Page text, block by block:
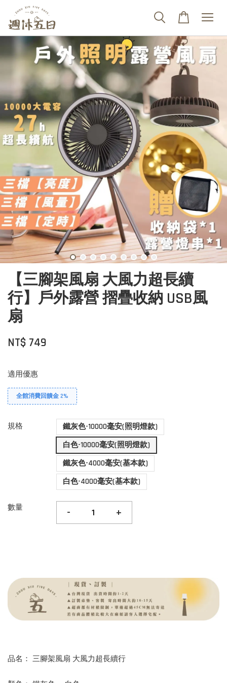
【三腳架風扇 大風力超長續
行】戶外露營 摺疊收納 USB風
扇
NT$ 749
適用優惠
全館消費回饋金 2%
規格
鐵灰色-10000毫安(照明燈款)
白色-10000毫安(照明燈款)
鐵灰色-4000毫安(基本款)
白色-4000毫安(基本款)
數量 - +
品名： 三腳架風扇 大風力超長續行